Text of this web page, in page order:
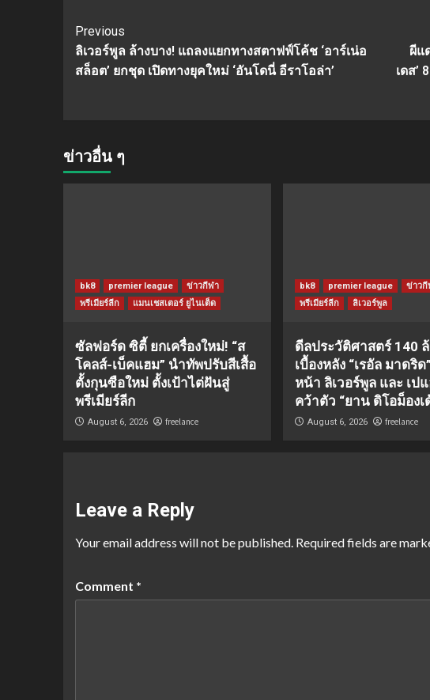
Continue
Reading
Previous
ลิเวอร์พูล ล้างบาง! แถลงแยกทางสตาฟฟ์โค้ช ‘อาร์เน่อ
สล็อต’ ยกชุด เปิดทางยุคใหม่ ‘อันโดนี่ อีราโอล่า’
ผีแ
เดส’
ข่าวอื่น ๆ
bk8 premier league
ข่าวกีฬา
พรีเมียร์ลีก
แมนเชสเตอร์ ยูไนเต็ด
ซัลฟอร์ด ซิตี้ ยกเครื่องใหม่! “ส
โคลส์-เบ็คแฮม” นำทัพปรับสีเสื้อ
ตั้งกุนซือใหม่ ตั้งเป้าไต่ฝันสู่
พรีเมียร์ลีก
August 6, 2026 freelance
bk8 premier league
ข่าวกี
พรีเมียร์ลีก
ลิเวอร์พูล
ดีลประวัติศาสตร์ 140
เบื้องหลัง “เรอัล มาดริ
หน้า ลิเวอร์พูล และ เป
คว้าตัว “ยาน ดิโอม็องเ
August 6, 2026 freelance
Leave a Reply
Your email address will not be published. Required fields are
Comment *